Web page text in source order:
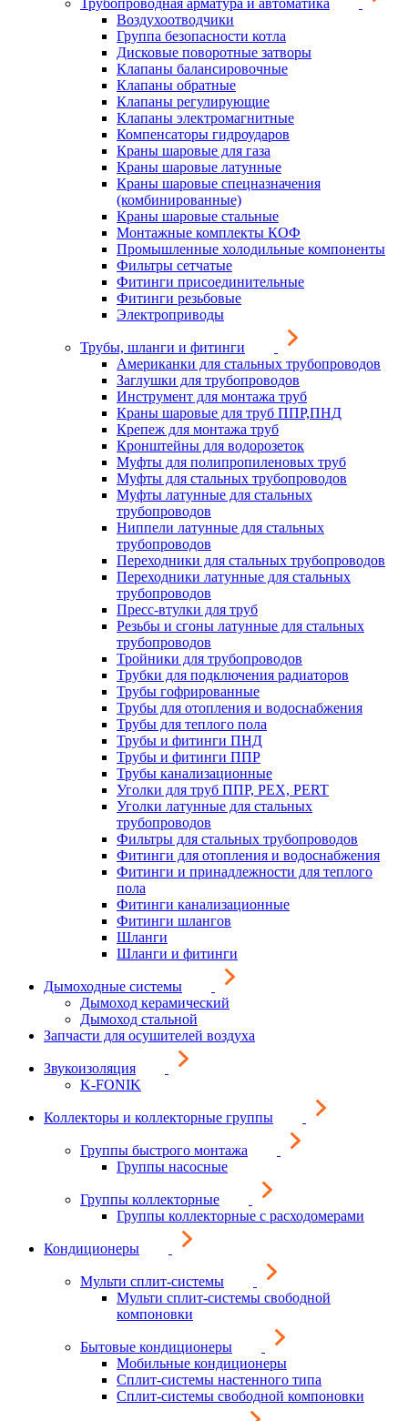
Трубопроводная арматура и автоматика
Воздухоотводчики
Группа безопасности котла
Дисковые поворотные затворы
Клапаны балансировочные
Клапаны обратные
Клапаны регулирующие
Клапаны электромагнитные
Компенсаторы гидроударов
Краны шаровые для газа
Краны шаровые латунные
Краны шаровые спецназначения
(комбинированные)
Краны шаровые стальные
Монтажные комплекты КОФ
Промышленные холодильные компоненты
Фильтры сетчатые
Фитинги присоединительные
Фитинги резьбовые
Электроприводы
Трубы, шланги и фитинги
Американки для стальных трубопроводов
Заглушки для трубопроводов
Инструмент для монтажа труб
Краны шаровые для труб ППР,ПНД
Крепеж для монтажа труб
Кронштейны для водорозеток
Муфты для полипропиленовых труб
Муфты для стальных трубопроводов
Муфты латунные для стальных
трубопроводов
Ниппели латунные для стальных
трубопроводов
Переходники для стальных трубопроводов
Переходники латунные для стальных
трубопроводов
Пресс-втулки для труб
Резьбы и сгоны латунные для стальных
трубопроводов
Тройники для трубопроводов
Трубки для подключения радиаторов
Трубы гофрированные
Трубы для отопления и водоснабжения
Трубы для теплого пола
Трубы и фитинги ПНД
Трубы и фитинги ППР
Трубы канализационные
Уголки для труб ППР, PEX, PERT
Уголки латунные для стальных
трубопроводов
Фильтры для стальных трубопроводов
Фитинги для отопления и водоснабжения
Фитинги и принадлежности для теплого
пола
Фитинги канализационные
Фитинги шлангов
Шланги
Шланги и фитинги
Дымоходные системы
Дымоход керамический
Дымоход стальной
Запчасти для осушителей воздуха
Звукоизоляция
K-FONIK
Коллекторы и коллекторные группы
Группы быстрого монтажа
Группы насосные
Группы коллекторные
Группы коллекторные с расходомерами
Кондиционеры
Мульти сплит-системы
Мульти сплит-системы свободной
компоновки
Бытовые кондиционеры
Мобильные кондиционеры
Сплит-системы настенного типа
Сплит-системы свободной компоновки